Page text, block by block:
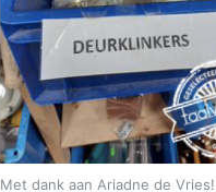
Met dank aan Ariadne de Vries!